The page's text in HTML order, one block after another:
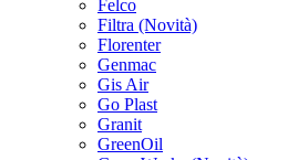
Felco
Filtra (Novità)
Florenter
Genmac
Gis Air
Go Plast
Granit
GreenOil